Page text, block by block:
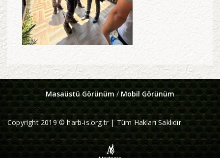
Masaüstü Görünüm/ Mobil Görünüm
Copyright 2019 © harb-is.org.tr | Tüm Hakları Saklıdır.